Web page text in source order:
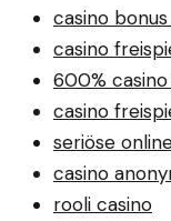
casino
casino
600%
casino
seriöse
casino
rooli casino